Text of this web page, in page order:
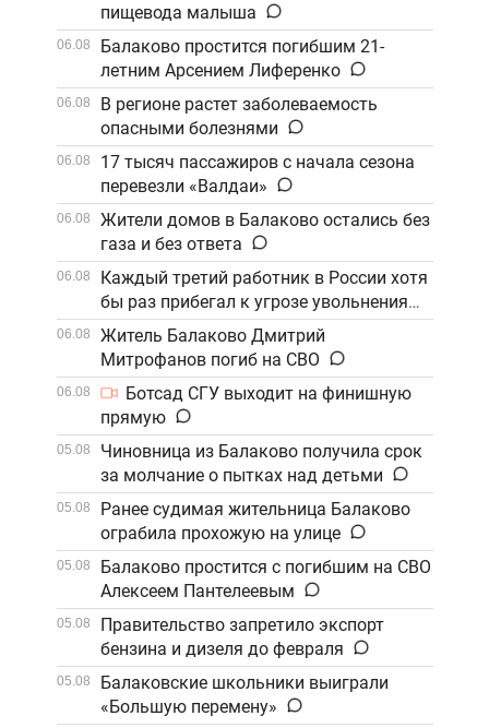
пищевода малыша
06.08
Балаково простится погибшим 21-
летним Арсением Лиференко
06.08
В регионе растет заболеваемость
опасными болезнями
06.08
17 тысяч пассажиров с начала сезона
перевезли «Валдаи»
06.08
Жители домов в Балаково остались без
газа и без ответа
06.08
Каждый третий работник в России хотя
бы раз прибегал к угрозе увольнения
06.08
Житель Балаково Дмитрий
Митрофанов погиб на СВО
06.08
Ботсад СГУ выходит на финишную
прямую
05.08
Чиновница из Балаково получила срок
за молчание о пытках над детьми
05.08
Ранее судимая жительница Балаково
ограбила прохожую на улице
05.08
Балаково простится с погибшим на СВО
Алексеем Пантелеевым
05.08
Правительство запретило экспорт
бензина и дизеля до февраля
05.08
Балаковские школьники выиграли
«Большую перемену»